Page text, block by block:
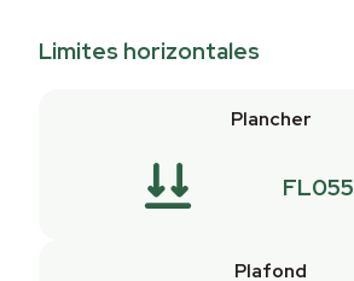
Limites horizontales
Plancher
FL055
Plafond